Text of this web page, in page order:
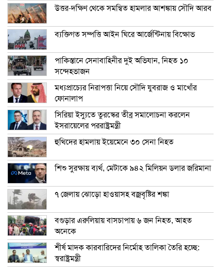
উত্তর-দক্ষিণ থেকে সমন্বিত হামলার আশঙ্কায় সৌদি আরব
ব্যক্তিগত সম্পত্তি আইন ঘিরে আর্জেন্টিনায় বিক্ষোভ
পাকিস্তানে সেনাবাহিনীর দুই অভিযান, নিহত ১০
সন্দেহভাজন
মধ্যপ্রাচ্যের নিরাপত্তা নিয়ে সৌদি যুবরাজ ও মাখোঁর
ফোনালাপ
সিরিয়া ইস্যুতে তুরস্কের তীব্র সমালোচনা করলেন
ইসরায়েলের পররাষ্ট্রমন্ত্রী
হুথিদের হামলায় ইয়েমেনে ৩০ সেনা নিহত
শিশু সুরক্ষায় ব্যর্থ, মেটাকে ৯৪২ মিলিয়ন ডলার জরিমানা
৭ জেলায় ঝোড়ো হাওয়াসহ বজ্রবৃষ্টির শঙ্কা
বগুড়ার এরুলিয়ায় বাসচাপায় ৬ জন নিহত, আহত
অনেকে
শীর্ষ মাদক কারবারিদের নির্মোহ তালিকা তৈরি হচ্ছে:
স্বরাষ্ট্রমন্ত্রী